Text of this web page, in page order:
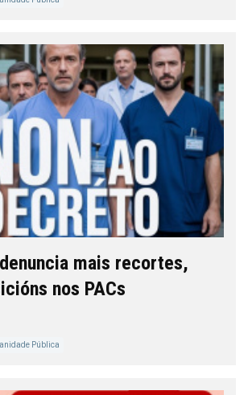
mais recortes,
nos PACs
Pública